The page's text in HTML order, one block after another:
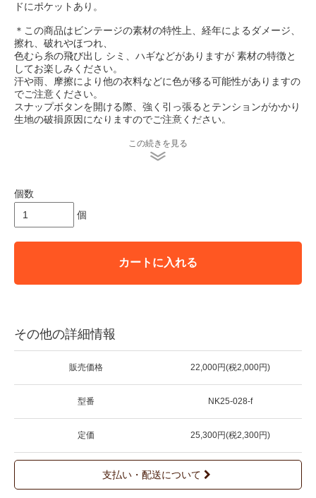
ドにポケットあり。
＊この商品はビンテージの素材の特性上、経年によるダメージ、
擦れ、破れやほつれ、
色むら糸の飛び出し シミ、ハギなどがありますが 素材の特徴と
してお楽しみください。
汗や雨、摩擦により他の衣料などに色が移る可能性がありますの
でご注意ください。
スナップボタンを開ける際、強く引っ張るとテンションがかかり
生地の破損原因になりますのでご注意ください。
＊店頭販売も行っている為、在庫切れの場合がございます。
＊★マークが付いている商品は在庫切れとなっております。
この続きを見る
個数
個
カートに入れる
その他の詳細情報
販売価格 22,000円(税2,000円)
型番 NK25-028-f
定価 25,300円(税2,300円)
支払い・配送について